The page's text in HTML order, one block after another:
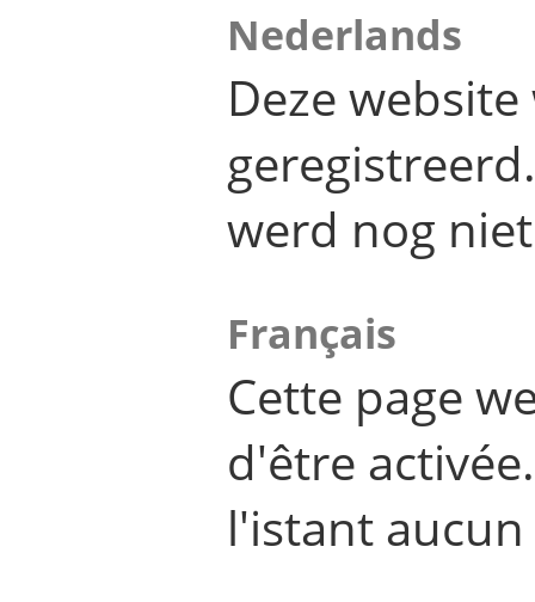
Nederlands
Deze
werd nog
Français
Cette page
d'être
l'istant